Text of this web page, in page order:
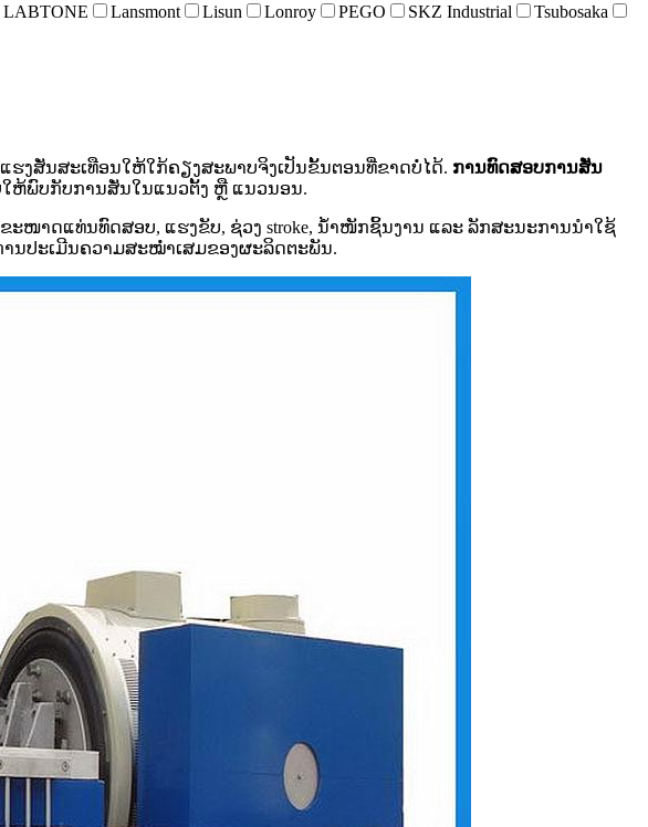
LABTONE Lansmont Lisun Lonroy PEGO SKZ Industrial
Tsubosaka
ງສັ່ນສະເທືອນໃຫ້ໃກ້ຄຽງສະພາບຈິງເປັນຂັ້ນຕອນທີ່ຂາດບໍ່ໄດ້. ການທົດສອບການສັ່ນ
ຫ້ພົບກັບການສັ່ນໃນແນວຕັ້ງ ຫຼື ແນວນອນ.
ໜາດແທ່ນທົດສອບ, ແຮງຂັບ, ຊ່ວງ stroke, ນ້ຳໜັກຊິ້ນງານ ແລະ ລັກສະນະການນຳໃຊ້
ນປະເມີນຄວາມສະໝ່ຳເສມຂອງຜະລິດຕະພັນ.